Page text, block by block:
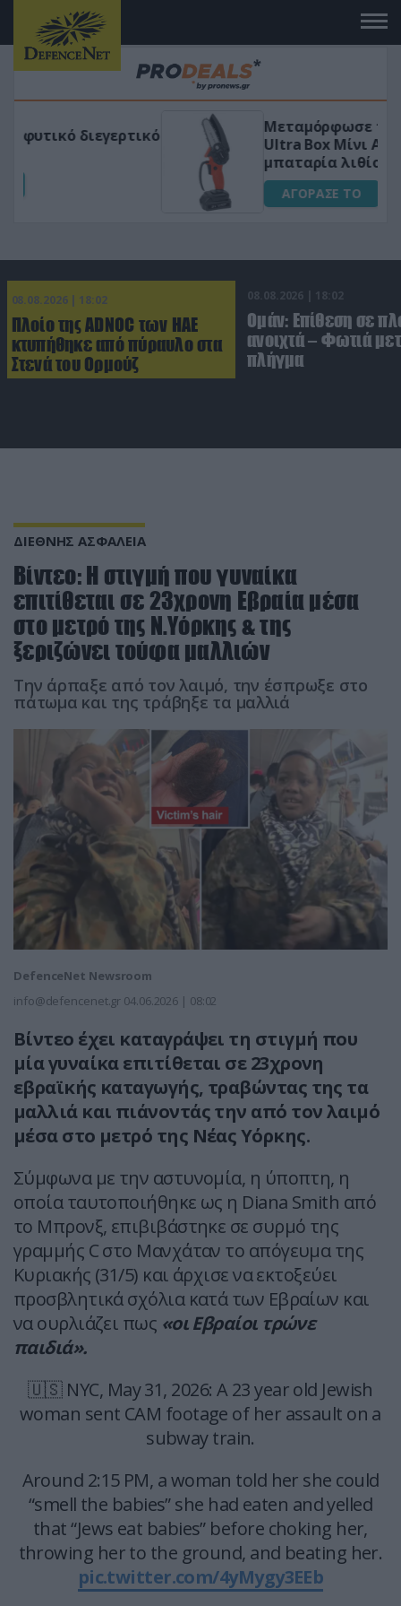
Μεταμόρφωσε τον κήπο σου με το
Ultra Box Μίνι Αλυσοπρίονο με
μπαταρία λιθίου
ΑΓΟΡΑΣΕ ΤΟ
08.08.2026 | 18:02
Πλοίο της ADNOC των ΗΑΕ
κτυπήθηκε από πύραυλο στα
Στενά του Ορμούζ
08.08.2026 | 18:02
Ομάν: Επίθεση σε
ανοιχτά – Φωτιά
πλήγμα
ΔΙΕΘΝΗΣ ΑΣΦΑΛΕΙΑ
Βίντεο: Η στιγμή που γυναίκα
επιτίθεται σε 23χρονη Εβραία μέσα
στο μετρό της Ν.Υόρκης & της
ξεριζώνει τούφα μαλλιών
Την άρπαξε από τον λαιμό, την έσπρωξε στο
πάτωμα και της τράβηξε τα μαλλιά
DefenceNet Newsroom
info@defencenet.gr 04.06.2026 | 08:02
Βίντεο έχει καταγράψει τη στιγμή που
μία γυναίκα επιτίθεται σε 23χρονη
εβραϊκής καταγωγής, τραβώντας της τα
μαλλιά και πιάνοντάς την από τον λαιμό
μέσα στο μετρό της Νέας Υόρκης.
Σύμφωνα με την αστυνομία, η ύποπτη, η
οποία ταυτοποιήθηκε ως η Diana Smith από
το Μπρονξ, επιβιβάστηκε σε συρμό της
γραμμής C στο Μανχάταν το απόγευμα της
Κυριακής (31/5) και άρχισε να εκτοξεύει
προσβλητικά σχόλια κατά των Εβραίων και
να ουρλιάζει πως «οι Εβραίοι τρώνε
παιδιά».
🇺🇸 NYC, May 31, 2026: A 23 year old Jewish
woman sent CAM footage of her assault on a
subway train.
Around 2:15 PM, a woman told her she could
“smell the babies” she had eaten and yelled
that “Jews eat babies” before choking her,
throwing her to the ground, and beating her.
pic.twitter.com/4yMygy3EEb